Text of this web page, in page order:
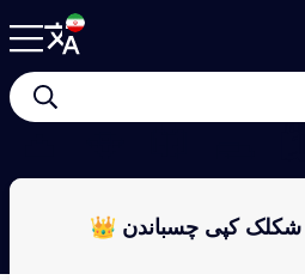
شکلک کپی چسباندن 👑